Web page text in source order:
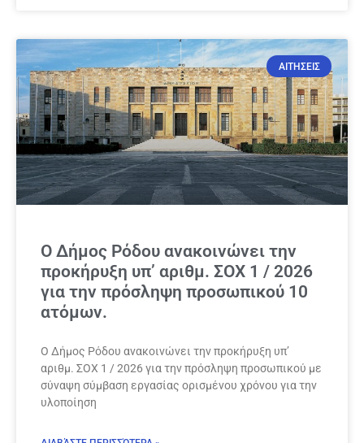
ΑΙΤΗΣΕΙΣ
Ο Δήμος Ρόδου ανακοινώνει την
προκήρυξη υπ’ αριθμ. ΣΟΧ 1 / 2026
για την πρόσληψη προσωπικού 10
ατόμων.
Ο Δήμος Ρόδου ανακοινώνει την προκήρυξη υπ’
αριθμ. ΣΟΧ 1 / 2026 για την πρόσληψη προσωπικού με
σύναψη σύμβαση εργασίας ορισμένου χρόνου για την
υλοποίηση